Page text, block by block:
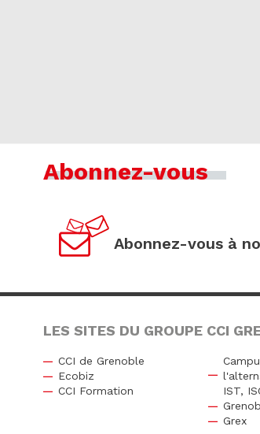
Abonnez-vous
Abonnez-vous à
LES SITES DU GROUPE CCI
CCI de Grenoble
Ecobiz
CCI Formation
IST,
Grex